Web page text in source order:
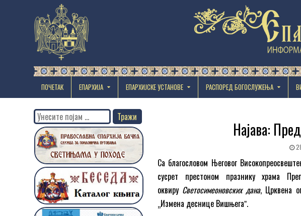
ПОЧЕТАК ЕПАРХИЈА EПАРХИЈСКЕ УСТАНОВЕ РАСПОРЕД БОГОСЛУЖЕЊА
Најава:
Са благословом Његовог
сусрет престоном празнику храма
оквиру Светосимеоновских дана, Црквена
„Измена деснице Вишњегаˮ.
Search
for: